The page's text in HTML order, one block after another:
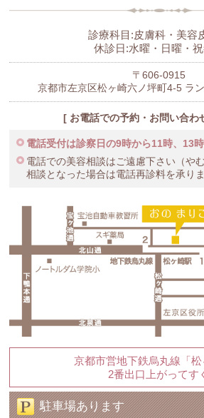
診療科目:皮膚科・美容
休診日:水曜・日曜・
〒606-0915
京都市左京区松ヶ崎六ノ坪町4-5 ラ
[ お電話での予約・お問い合わ
電話受付は診察日の9時から11時、13
電話での美容相談はご遠慮下さい（や
相談となった場合は電話再診料を承りま
京都市営地下鉄烏丸線「
2番出口上がってす
駐車場あります